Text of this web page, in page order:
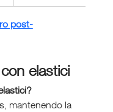
post-
elastici
mantenendo la